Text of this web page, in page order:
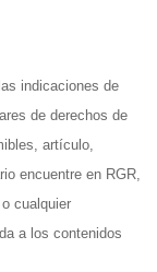
indicaciones de
de derechos de
artículo,
encuentre en RGR,
cualquier
a los contenidos